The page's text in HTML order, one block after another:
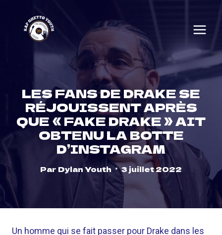
content
LES FANS DE DRAKE SE
RÉJOUISSENT APRÈS
QUE « FAKE DRAKE » AIT
OBTENU LA BOTTE
D’INSTAGRAM
Par Dylan Youth 3 juillet 2022
Un homme qui se fait passer pour Drake dans les